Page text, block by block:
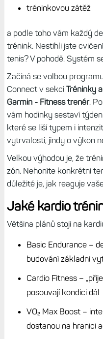
tréninkovou zátěž
a podle toho vám každý
trénink. Nestihli jste
tenis? V pohodě. Systém
Začíná se volbou
Connect v sekci Tréninky
Garmin - Fitness trenér.
vám hodinky sestaví
které se liší typem i
vytrvalosti, jindy o výkon
Velkou výhodou je, že
zón. Nehoníte konkrétní
důležité je, jak reaguje
Jaké kardio
Většina plánů stojí na
Basic Endurance –
budování základní
Cardio Fitness –
posouvají kondici dál
VO₂ Max Boost –
dostanou na hranici